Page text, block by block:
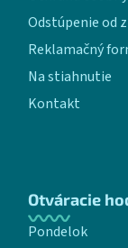
Odstúpenie od
Reklamačný
Na stiahnutie
Kontakt
Otváracie
Pondelok